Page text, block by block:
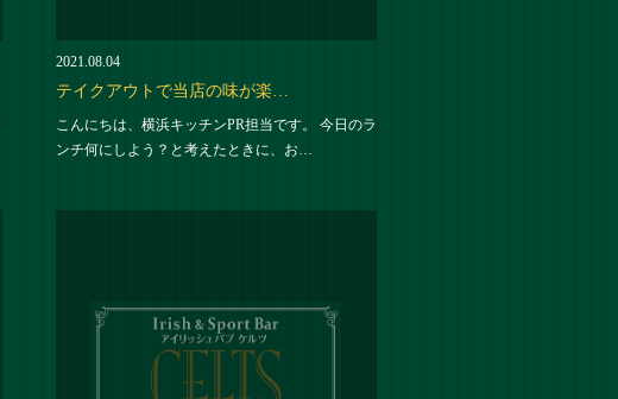
2021.08.04
テイクアウトで当店の味が楽…
こんにちは、横浜キッチンPR担当です。 今日のラ
ンチ何にしよう？と考えたときに、お…